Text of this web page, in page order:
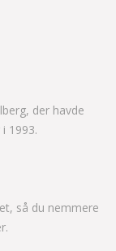
der havde
1993.
så du nemmere